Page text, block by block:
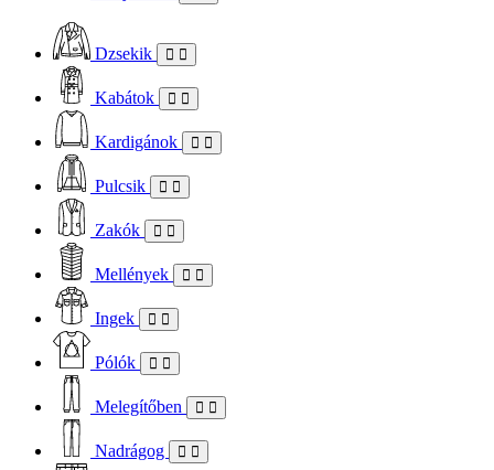
Dzsekik
Kabátok
Kardigánok
Pulcsik
Zakók
Mellények
Ingek
Pólók
Melegítőben
Nadrágog